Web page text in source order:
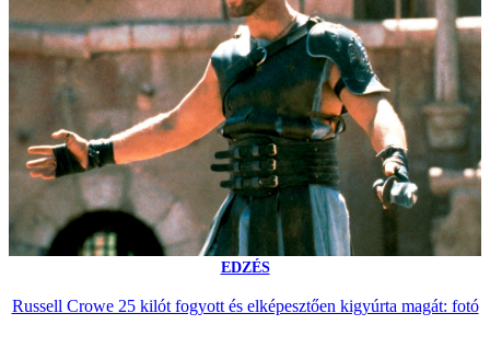
EDZÉS
Russell Crowe 25 kilót fogyott és elképesztően kigyúrta magát: fotó